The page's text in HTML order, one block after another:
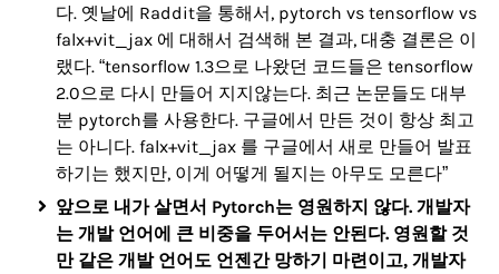
다. 옛날에 Raddit을 통해서, pytorch vs tensorflow vs
falx+vit_jax 에 대해서 검색해 본 결과, 대충 결론은 이
랬다. “tensorflow 1.3으로 나왔던 코드들은 tensorflow
2.0으로 다시 만들어 지지않는다. 최근 논문들도 대부
분 pytorch를 사용한다. 구글에서 만든 것이 항상 최고
는 아니다. falx+vit_jax 를 구글에서 새로 만들어 발표
하기는 했지만, 이게 어떻게 될지는 아무도 모른다”
앞으로 내가 살면서 Pytorch는 영원하지 않다. 개발자
는 개발 언어에 큰 비중을 두어서는 안된다. 영원할 것
만 같은 개발 언어도 언젠간 망하기 마련이고, 개발자